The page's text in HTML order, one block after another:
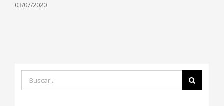
03/07/2020
Buscar: